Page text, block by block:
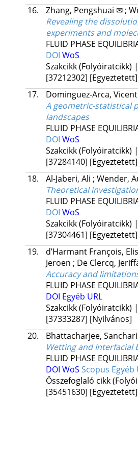
16.
Zhang, Pengshuai ✉;
Revealing the
experiments and
FLUID PHASE
DOI WoS
Szakcikk (Folyóiratcikk)
[37212302] [Egyeztetett]
17.
Dominguez-Arca,
A geometric-statistical
landscapes
FLUID PHASE
DOI WoS
Szakcikk (Folyóiratcikk)
[37284140] [Egyeztetett]
18.
Al-Jaberi, Ali ; Wender,
Theoretical
FLUID PHASE
DOI WoS
Szakcikk (Folyóiratcikk)
[37304461] [Egyeztetett]
19.
d’Harmant François,
Jeroen ; De Clercq,
Accuracy and
FLUID PHASE
DOI Egyéb URL
Szakcikk (Folyóiratcikk)
[37333287] [Nyilvános]
20.
Bhattacharjee, Sanchari
Wetting and Interfacial
FLUID PHASE
DOI WoS Scopus Egyéb
Összefoglaló cikk
[35451630] [Egyeztetett]